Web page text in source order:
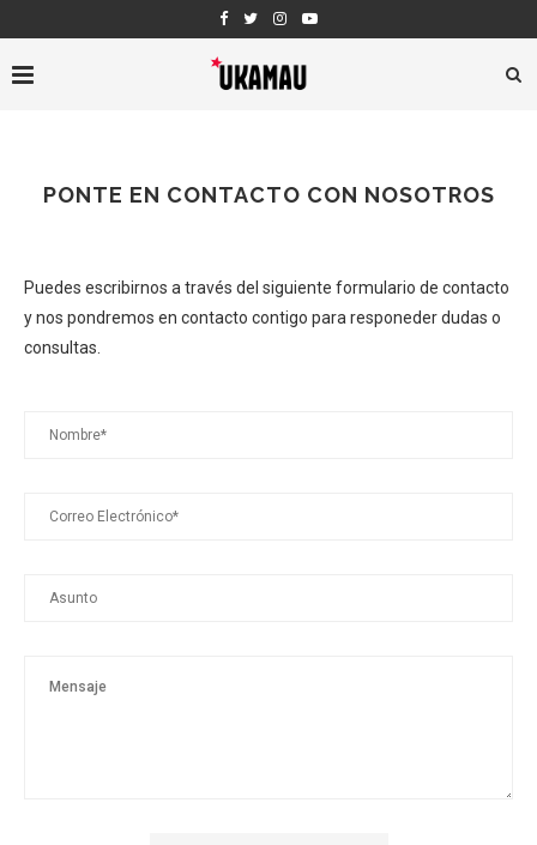
PONTE EN CONTACTO CON NOSOTROS
Puedes escribirnos a través del siguiente formulario de contacto
y nos pondremos en contacto contigo para responeder dudas o
consultas.